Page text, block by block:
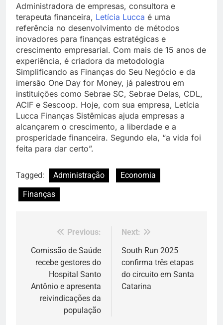
Administradora de empresas, consultora e
terapeuta financeira, Letícia Lucca é uma
referência no desenvolvimento de métodos
inovadores para finanças estratégicas e
crescimento empresarial. Com mais de 15 anos de
experiência, é criadora da metodologia
Simplificando as Finanças do Seu Negócio e da
imersão One Day for Money, já palestrou em
instituições como Sebrae SC, Sebrae Delas, CDL,
ACIF e Sescoop. Hoje, com sua empresa, Letícia
Lucca Finanças Sistêmicas ajuda empresas a
alcançarem o crescimento, a liberdade e a
prosperidade financeira. Segundo ela, “a vida foi
feita para dar certo”.
Tagged: Administração
Economia
Finanças
Navegação
de
Post
Previous:
Comissão de Saúde
recebe gestores do
Hospital Santo
Antônio e apresenta
reivindicações da
população
Next:
South Run 2025
confirma três etapas
do circuito em Santa
Catarina